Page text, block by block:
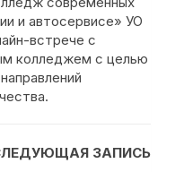
и автосервисе» УО
встрече с
колледжем с целью
ЗАПИСЬ